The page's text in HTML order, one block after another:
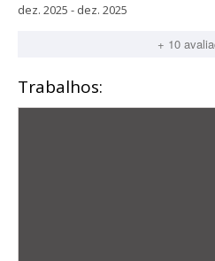
dez. 2025 - dez. 2025
+ 10
Trabalhos: